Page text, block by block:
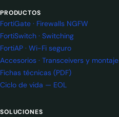
PRODUCTOS
FortiGate · Firewalls NGFW
FortiSwitch · Switching
FortiAP · Wi-Fi seguro
Accesorios · Transceivers y montaje
Fichas técnicas (PDF)
Ciclo de vida — EOL
SOLUCIONES